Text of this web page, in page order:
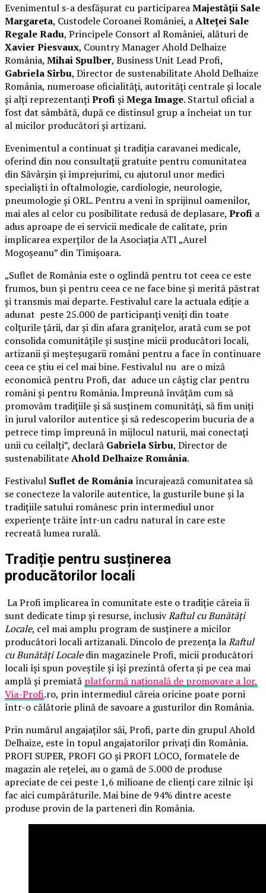
Evenimentul s-a desfășurat cu participareaMajestății Sale
Margareta, Custodele Coroanei României, aAlteței Sale
Regale Radu, Principele Consort al României, alături de
Xavier Piesvaux, Country Manager Ahold Delhaize
România, Mihai Spulber, Business Unit Lead Profi,
Gabriela Sîrbu, Director de sustenabilitate Ahold Delhaize
România, numeroase oficialități, autorități centrale și locale
și alți reprezentanțiProfișiMega Image. Startul oficial a
fost dat sâmbătă, după ce distinsul grup a încheiat un tur
al micilor producători și artizani.
Evenimentul a continuat și tradiția caravanei medicale,
oferind din nou consultații gratuite pentru comunitatea
din Săvârșin și împrejurimi, cu ajutorul unor medici
specialiști în oftalmologie, cardiologie, neurologie,
pneumologie și ORL. Pentru a veni în sprijinul oamenilor,
mai ales al celor cu posibilitate redusă de deplasare, Profi a
adus aproape de ei servicii medicale de calitate, prin
implicarea experților de la Asociația ATI „Aurel
Mogoșeanu” din Timișoara.
„Suflet de România este o oglindă pentru tot ceea ce este
frumos, bun și pentru ceea ce ne face bine și merită păstrat
și transmis mai departe. Festivalul care la actuala ediție a
adunat peste 25.000 de participanți veniți din toate
colțurile țării, dar și din afara granițelor, arată cum se pot
consolida comunitățile și susține micii producători locali,
artizanii și meșteșugarii români pentru a face în continuare
ceea ce știu ei cel mai bine. Festivalul nu are o miză
economică pentru Profi, dar aduce un câștig clar pentru
români și pentru România. Împreună învățăm cum să
promovăm tradițiile și să susținem comunități, să fim uniți
în jurul valorilor autentice și să redescoperim bucuria de a
petrece timp împreună în mijlocul naturii, mai conectați
unii cu ceilalți”, declară Gabriela Sîrbu, Director de
sustenabilitateAhold Delhaize România.
Festivalul Suflet de Româniaîncurajează comunitatea să
se conecteze la valorile autentice, la gusturile bune și la
tradițiile satului românesc prin intermediul unor
experiențe trăite într-un cadru natural în care este
recreată lumea rurală.
Tradiție pentru susținerea
producătorilor locali
La Profi implicarea în comunitate este o tradiție căreia îi
sunt dedicate timp și resurse, inclusivRaftul cu Bunătăți
Locale, cel mai amplu program de susținere a micilor
producători locali artizanali. Dincolo de prezența laRaftul
cu Bunătăți Localedin magazinele Profi, micii producători
locali își spun poveștile și își prezintă oferta și pe cea mai
amplă și premiată platformă națională de promovare a lor,
Via-Profi.ro, prin intermediul căreia oricine poate porni
într-o călătorie plină de savoare a gusturilor din România.
Prin numărul angajaților săi, Profi, parte din grupul Ahold
Delhaize, este în topul angajatorilor privați din România.
PROFI SUPER, PROFI GO și PROFI LOCO, formatele de
magazin ale rețelei, au o gamă de 5.000 de produse
apreciate de cei peste 1,6 milioane de clienți care zilnic își
fac aici cumpărăturile. Mai bine de 94% dintre aceste
produse provin de la parteneri din România.